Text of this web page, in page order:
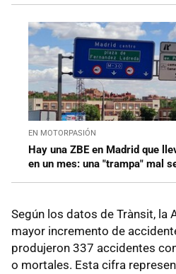
EN MOTORPASIÓN
Hay una ZBE en Madrid que
en un mes: una "trampa" mal
Según los datos de Trànsit, la
mayor incremento de
produjeron 337 accidentes
o mortales. Esta cifra